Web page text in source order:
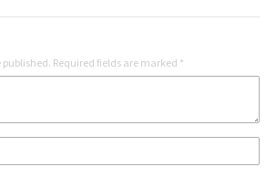
published. Required fields are marked *